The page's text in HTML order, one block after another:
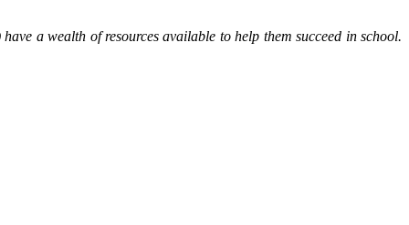
a wealth of resources available to help them succeed in school.